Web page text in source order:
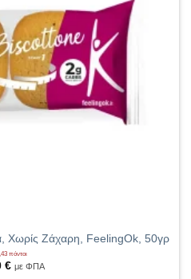
Χωρίς Ζάχαρη, FeelingOk, 50γρ
πόντοι
€ με ΦΠΑ